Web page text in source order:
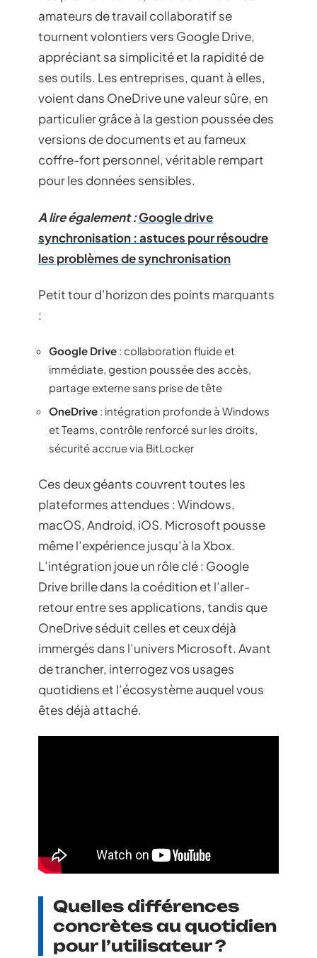
amateurs de travail collaboratif se
tournent volontiers vers Google Drive,
appréciant sa simplicité et la rapidité de
ses outils. Les entreprises, quant à elles,
voient dans OneDrive une valeur sûre, en
particulier grâce à la gestion poussée des
versions de documents et au fameux
coffre-fort personnel, véritable rempart
pour les données sensibles.
A lire également :Google drive
synchronisation : astuces pour résoudre
les problèmes de synchronisation
Petit tour d’horizon des points marquants
:
Google Drive : collaboration fluide et
immédiate, gestion poussée des accès,
partage externe sans prise de tête
OneDrive : intégration profonde à Windows
et Teams, contrôle renforcé sur les droits,
sécurité accrue via BitLocker
Ces deux géants couvrent toutes les
plateformes attendues : Windows,
macOS, Android, iOS. Microsoft pousse
même l’expérience jusqu’à la Xbox.
L’intégration joue un rôle clé : Google
Drive brille dans la coédition et l’aller-
retour entre ses applications, tandis que
OneDrive séduit celles et ceux déjà
immergés dans l’univers Microsoft. Avant
de trancher, interrogez vos usages
quotidiens et l’écosystème auquel vous
êtes déjà attaché.
Quelles différences
concrètes au quotidien
pour l’utilisateur ?